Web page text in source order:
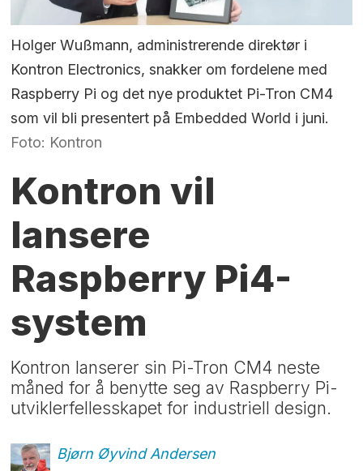
Holger Wußmann, administrerende direktør i
Kontron Electronics, snakker om fordelene med
Raspberry Pi og det nye produktet Pi-Tron CM4
som vil bli presentert på Embedded World i juni.
Foto: Kontron
Kontron vil
lansere
Raspberry Pi4-
system
Kontron lanserer sin Pi-Tron CM4 neste
måned for å benytte seg av Raspberry Pi-
utviklerfellesskapet for industriell design.
Bjørn Øyvind Andersen